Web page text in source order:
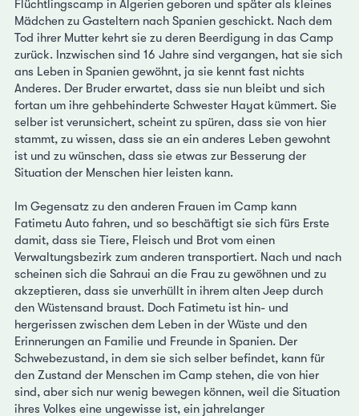
Flüchtlingscamp in Algerien geboren und später als kleines
Mädchen zu Gasteltern nach Spanien geschickt. Nach dem
Tod ihrer Mutter kehrt sie zu deren Beerdigung in das Camp
zurück. Inzwischen sind 16 Jahre sind vergangen, hat sie sich
ans Leben in Spanien gewöhnt, ja sie kennt fast nichts
Anderes. Der Bruder erwartet, dass sie nun bleibt und sich
fortan um ihre gehbehinderte Schwester Hayat kümmert. Sie
selber ist verunsichert, scheint zu spüren, dass sie von hier
stammt, zu wissen, dass sie an ein anderes Leben gewohnt
ist und zu wünschen, dass sie etwas zur Besserung der
Situation der Menschen hier leisten kann.
Im Gegensatz zu den anderen Frauen im Camp kann
Fatimetu Auto fahren, und so beschäftigt sie sich fürs Erste
damit, dass sie Tiere, Fleisch und Brot vom einen
Verwaltungsbezirk zum anderen transportiert. Nach und nach
scheinen sich die Sahraui an die Frau zu gewöhnen und zu
akzeptieren, dass sie unverhüllt in ihrem alten Jeep durch
den Wüstensand braust. Doch Fatimetu ist hin- und
hergerissen zwischen dem Leben in der Wüste und den
Erinnerungen an Familie und Freunde in Spanien. Der
Schwebezustand, in dem sie sich selber befindet, kann für
den Zustand der Menschen im Camp stehen, die von hier
sind, aber sich nur wenig bewegen können, weil die Situation
ihres Volkes eine ungewisse ist, ein jahrelanger